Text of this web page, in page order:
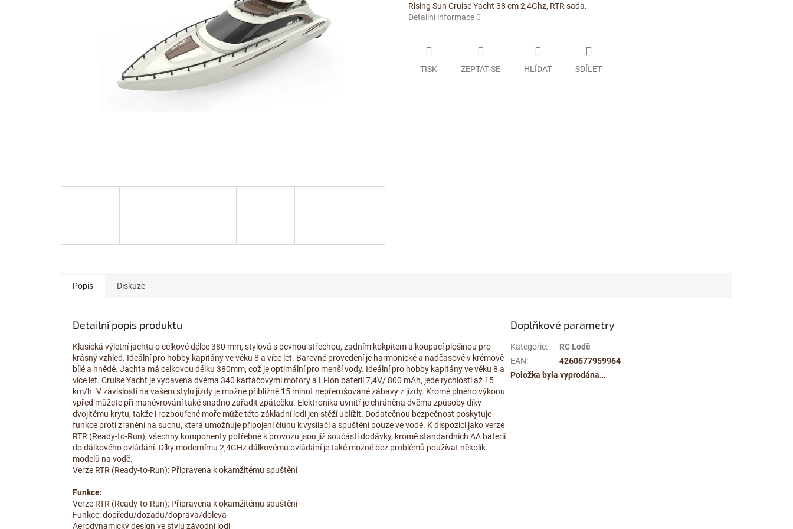
Rising Sun Cruise Yacht 38 cm 2,4Ghz, RTR sada.
Detailní informace
TISK ZEPTAT SE HLÍDAT SDÍLET
Popis Diskuze
Detailní popis produktu
Klasická výletní jachta o celkové délce 380 mm, stylová s pevnou střechou, zadním kokpitem a koupací plošinou pro
krásný vzhled. Ideální pro hobby kapitány ve věku 8 a více let. Barevné provedení je harmonické a nadčasové v krémově
bílé a hnědé. Jachta má celkovou délku 380mm, což je optimální pro menší vody. Ideální pro hobby kapitány ve věku 8 a
více let. Cruise Yacht je vybavena dvěma 340 kartáčovými motory a Li-Ion baterií 7,4V/ 800 mAh, jede rychlostí až 15
km/h. V závislosti na vašem stylu jízdy je možné přibližně 15 minut nepřerušované zábavy z jízdy. Kromě plného výkonu
vpřed můžete při manévrování také snadno zařadit zpátečku. Elektronika uvnitř je chráněna dvěma způsoby díky
dvojitému krytu, takže i rozbouřené moře může této základní lodi jen stěží ublížit. Dodatečnou bezpečnost poskytuje
funkce proti zranění na suchu, která umožňuje připojení člunu k vysílači a spuštění pouze ve vodě. K dispozici jako verze
RTR (Ready-to-Run), všechny komponenty potřebné k provozu jsou již součástí dodávky, kromě standardních AA baterií
do dálkového ovládání. Díky modernímu 2,4GHz dálkovému ovládání je také možné bez problémů používat několik
modelů na vodě.
Verze RTR (Ready-to-Run): Připravena k okamžitému spuštění
Funkce:
Verze RTR (Ready-to-Run): Připravena k okamžitému spuštění
Funkce: dopředu/dozadu/doprava/doleva
Aerodynamický design ve stylu závodní lodi
Doplňkové parametry
Kategorie:
RC Lodě
EAN:
4260677959964
Položka byla vyprodána…